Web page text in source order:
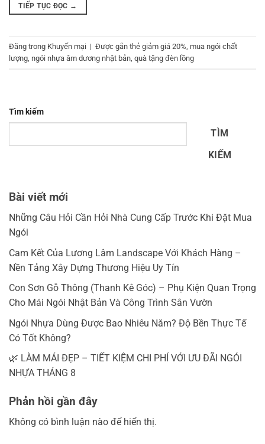
TIẾP TỤC ĐỌC →
Đăng trong Khuyến mại | Được gắn thẻ giảm giá 20% mua ngói chất
lượng ngói nhựa âm dương nhật bản quà tặng đèn lồng
Tìm kiếm
TÌM
KIẾM
Bài viết mới
Những Câu Hỏi Cần Hỏi Nhà Cung Cấp Trước Khi Đặt Mua
Ngói
Cam Kết Của Lương Lâm Landscape Với Khách Hàng –
Nền Tảng Xây Dựng Thương Hiệu Uy Tín
Con Sơn Gỗ Thông (Thanh Kê Góc) – Phụ Kiện Quan Trọng
Cho Mái Ngói Nhật Bản Và Công Trình Sân Vườn
Ngói Nhựa Dùng Được Bao Nhiêu Năm? Độ Bền Thực Tế
Có Tốt Không?
🌿 LÀM MÁI ĐẸP – TIẾT KIỆM CHI PHÍ VỚI ƯU ĐÃI NGÓI
NHỰA THÁNG 8
Phản hồi gần đây
Không có bình luận nào để hiển thị.